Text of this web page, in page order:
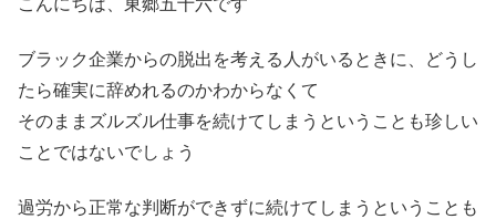
ブラック企業からの脱出を考える人がいるときに、どうし
たら確実に辞めれるのかわからなくて
そのままズルズル仕事を続けてしまうということも珍しい
ことではないでしょう
過労から正常な判断ができずに続けてしまうということも